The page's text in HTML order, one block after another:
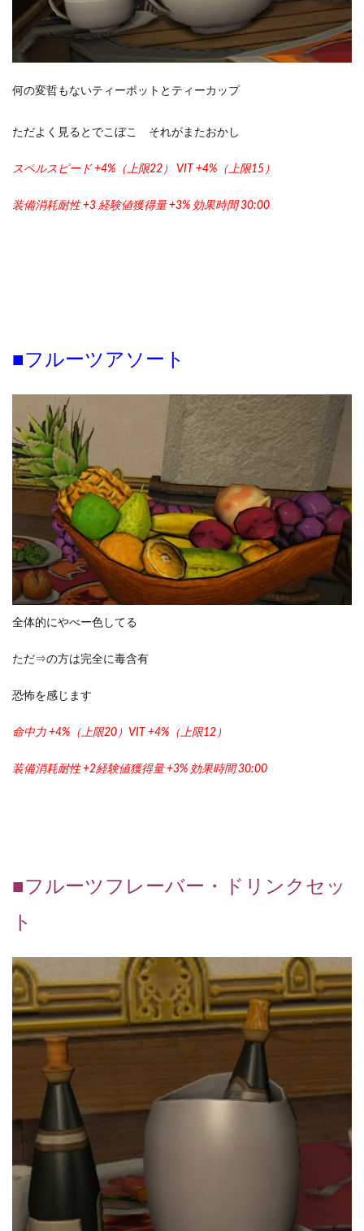
何の変哲もないティーポットとティーカップ
ただよく見るとでこぼこ それがまたおかし
スペルスピード +4%（上限22） VIT +4%（上限15）
装備消耗耐性 +3 経験値獲得量 +3% 効果時間 30:00
■フルーツアソート
全体的にやべー色してる
ただ⇒の方は完全に毒含有
恐怖を感じます
命中力 +4%（上限20）VIT +4%（上限12）
装備消耗耐性 +2経験値獲得量 +3% 効果時間 30:00
■フルーツフレーバー・ドリンクセッ
ト